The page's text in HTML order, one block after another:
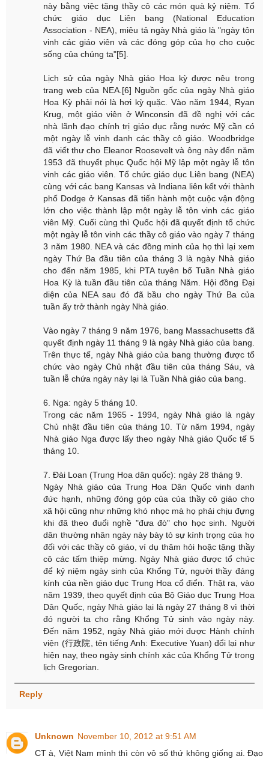
này bằng việc tặng thầy cô các món quà kỷ niệm. Tổ
chức giáo dục Liên bang (National Education
Association - NEA), miêu tả ngày Nhà giáo là "ngày tôn
vinh các giáo viên và các đóng góp của họ cho cuộc
sống của chúng ta"[5].
Lịch sử của ngày Nhà giáo Hoa kỳ được nêu trong
trang web của NEA.[6] Nguồn gốc của ngày Nhà giáo
Hoa Kỳ phải nói là hơi kỳ quặc. Vào năm 1944, Ryan
Krug, một giáo viên ở Winconsin đã đề nghị với các
nhà lãnh đạo chính trị giáo dục rằng nước Mỹ cần có
một ngày lễ vinh danh các thầy cô giáo. Woodbridge
đã viết thư cho Eleanor Roosevelt và ông này đến năm
1953 đã thuyết phục Quốc hội Mỹ lập một ngày lễ tôn
vinh các giáo viên. Tổ chức giáo dục Liên bang (NEA)
cùng với các bang Kansas và Indiana liên kết với thành
phố Dodge ở Kansas đã tiến hành một cuộc vận động
lớn cho việc thành lập một ngày lễ tôn vinh các giáo
viên Mỹ. Cuối cùng thì Quốc hội đã quyết định tổ chức
một ngày lễ tôn vinh các thầy cô giáo vào ngày 7 tháng
3 năm 1980. NEA và các đồng minh của họ thì lại xem
ngày Thứ Ba đầu tiên của tháng 3 là ngày Nhà giáo
cho đến năm 1985, khi PTA tuyên bố Tuần Nhà giáo
Hoa Kỳ là tuần đầu tiên của tháng Năm. Hội đồng Đại
diện của NEA sau đó đã bầu cho ngày Thứ Ba của
tuần ấy trở thành ngày Nhà giáo.
Vào ngày 7 tháng 9 năm 1976, bang Massachusetts đã
quyết định ngày 11 tháng 9 là ngày Nhà giáo của bang.
Trên thực tế, ngày Nhà giáo của bang thường được tổ
chức vào ngày Chủ nhật đầu tiên của tháng Sáu, và
tuần lễ chứa ngày này lại là Tuần Nhà giáo của bang.
6. Nga: ngày 5 tháng 10.
Trong các năm 1965 - 1994, ngày Nhà giáo là ngày
Chủ nhật đầu tiên của tháng 10. Từ năm 1994, ngày
Nhà giáo Nga được lấy theo ngày Nhà giáo Quốc tế 5
tháng 10.
7. Đài Loan (Trung Hoa dân quốc): ngày 28 tháng 9.
Ngày Nhà giáo của Trung Hoa Dân Quốc vinh danh
đức hạnh, những đóng góp của của thầy cô giáo cho
xã hội cũng như những khó nhọc mà họ phải chịu đựng
khi đã theo đuổi nghề "đưa đò" cho học sinh. Người
dân thường nhân ngày này bày tỏ sự kính trọng của họ
đối với các thầy cô giáo, ví dụ thăm hỏi hoặc tặng thầy
cô các tấm thiệp mừng. Ngày Nhà giáo được tổ chức
để kỷ niệm ngày sinh của Khổng Tử, người thầy đáng
kính của nền giáo dục Trung Hoa cổ điển. Thật ra, vào
năm 1939, theo quyết định của Bộ Giáo dục Trung Hoa
Dân Quốc, ngày Nhà giáo lại là ngày 27 tháng 8 vì thời
đó người ta cho rằng Khổng Tử sinh vào ngày này.
Đến năm 1952, ngày Nhà giáo mới được Hành chính
viện (行政院, tên tiếng Anh: Executive Yuan) đổi lại như
hiện nay, theo ngày sinh chính xác của Khổng Tử trong
lịch Gregorian.
Reply
Unknown November 10, 2012 at 9:51 AM
CT à, Việt Nam mình thì còn vô số thứ không giống ai. Đạo